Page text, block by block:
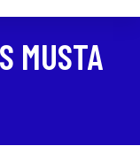
MUSTA